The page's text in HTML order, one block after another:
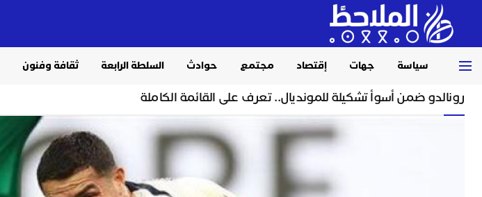
سياسة جهات إقتصاد مجتمع حوادث السلطة الرابعة ثقافة وفنون
رونالدو ضمن أسوأ تشكيلة للمونديال.. تعرف على القائمة الكاملة